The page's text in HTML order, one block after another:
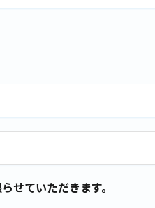
せていただきます。